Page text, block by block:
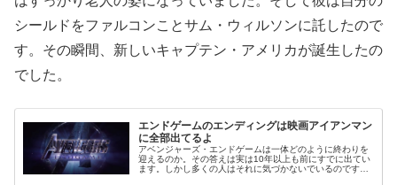
シールドをファルコンことサム・ウィルソンに託したので
す。その瞬間、新しいキャプテン・アメリカが誕生したの
でした。
エンドゲームのエンディングは映画アイアンマン
に全部出てるよ
アベンジャーズ・エンドゲームは一体どのように終わりを
迎えるのか。その答えは実は10年以上も前にすでに出てい
ます。しかし多くの人はそれに気づかないでいるのです。